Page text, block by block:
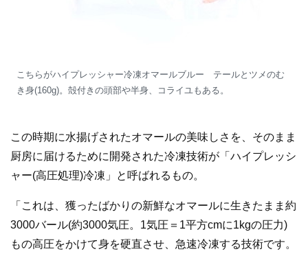
こちらがハイプレッシャー冷凍オマールブルー テールとツメのむ
き身(160g)。殻付きの頭部や半身、コライユもある。
この時期に水揚げされたオマールの美味しさを、そのまま
厨房に届けるために開発された冷凍技術が「ハイプレッシ
ャー(高圧処理)冷凍」と呼ばれるもの。
「これは、獲ったばかりの新鮮なオマールに生きたまま約
3000バール(約3000気圧。1気圧＝1平方cmに1kgの圧力)
もの高圧をかけて身を硬直させ、急速冷凍する技術です。